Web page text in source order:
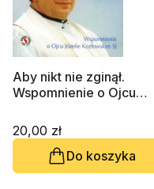
Aby nikt nie zginął.
Wspomnienie o Ojcu
20,00 zł
Do koszyka